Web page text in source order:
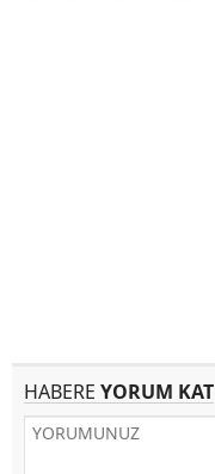
HABERE YORUM KAT